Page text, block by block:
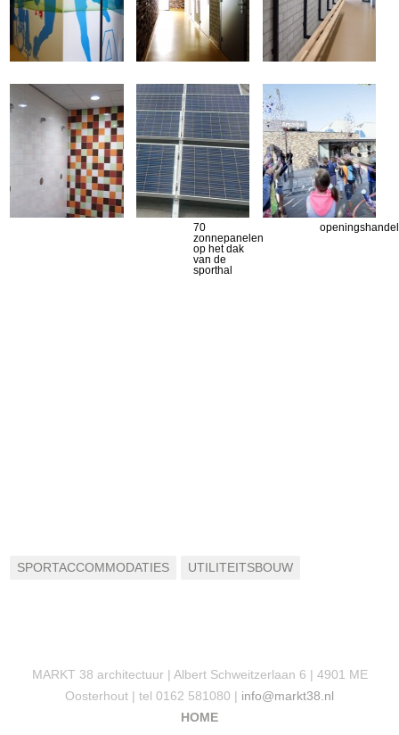
70
zonnepanelen
op het dak
van de
sporthal
SPORTACCOMMODATIES UTILITEITSBOUW
MARKT 38 architectuur | Albert Schweitzerlaan 6 | 4901 ME
Oosterhout | tel 0162 581080 | info@markt38.nl
HOME